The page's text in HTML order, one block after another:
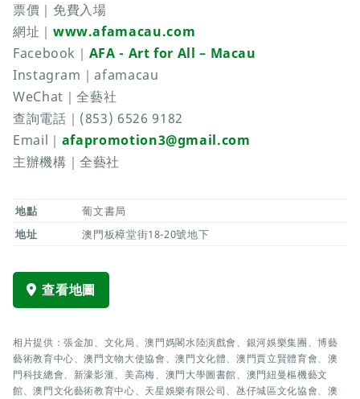
票價｜免費入場
網址｜ www.afamacau.com
Facebook｜ AFA - Art for All – Macau
Instagram｜afamacau
WeChat｜全藝社
查詢電話｜(853) 6526 9182
Email｜ afapromotion3@gmail.com
主辦機構｜全藝社
地點
葡文書局
地址
澳門板樟堂街18-20號地下
查看地圖
相片提供：張金加、文化局、澳門媽閣水陸演戲會、銀河娛樂集團、博藝
藝術教育中心、澳門文物大使協會、澳門文化體、澳門賈立賢體育會、澳
門科技總會、新濠影滙、美高梅、澳門大學圖書館、澳門紐曼樞機藝文
館、澳門文化藝術教育中心、天星娛樂有限公司、氹仔城區文化協會、澳